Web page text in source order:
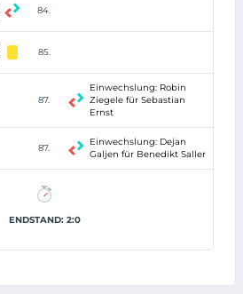
84.
85.
87.
Einwechslung: Robin
Ziegele für Sebastian
Ernst
87.
Einwechslung: Dejan
Galjen für Benedikt Saller
ENDSTAND: 2:0